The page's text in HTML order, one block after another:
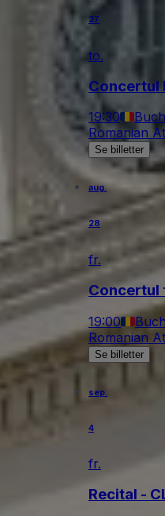
27
to.
Concertul
19:30
Romanian
Se billetter
aug.
28
fr.
Concertul
19:00
Romanian
Se billetter
sep.
4
fr.
Recital -